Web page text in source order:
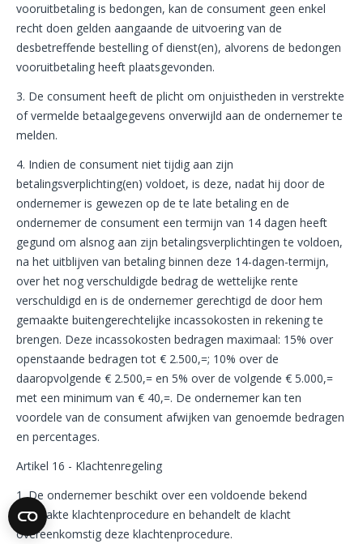
vooruitbetaling is bedongen, kan de consument geen enkel
recht doen gelden aangaande de uitvoering van de
desbetreffende bestelling of dienst(en), alvorens de bedongen
vooruitbetaling heeft plaatsgevonden.
3. De consument heeft de plicht om onjuistheden in verstrekte
of vermelde betaalgegevens onverwijld aan de ondernemer te
melden.
4. Indien de consument niet tijdig aan zijn
betalingsverplichting(en) voldoet, is deze, nadat hij door de
ondernemer is gewezen op de te late betaling en de
ondernemer de consument een termijn van 14 dagen heeft
gegund om alsnog aan zijn betalingsverplichtingen te voldoen,
na het uitblijven van betaling binnen deze 14-dagen-termijn,
over het nog verschuldigde bedrag de wettelijke rente
verschuldigd en is de ondernemer gerechtigd de door hem
gemaakte buitengerechtelijke incassokosten in rekening te
brengen. Deze incassokosten bedragen maximaal: 15% over
openstaande bedragen tot € 2.500,=; 10% over de
daaropvolgende € 2.500,= en 5% over de volgende € 5.000,=
met een minimum van € 40,=. De ondernemer kan ten
voordele van de consument afwijken van genoemde bedragen
en percentages.
Artikel 16 - Klachtenregeling
1. De ondernemer beschikt over een voldoende bekend
gemaakte klachtenprocedure en behandelt de klacht
overeenkomstig deze klachtenprocedure.